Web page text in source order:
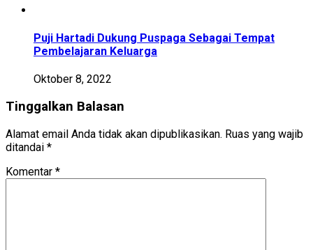
Puji Hartadi Dukung Puspaga Sebagai Tempat
Pembelajaran Keluarga
Oktober 8, 2022
Tinggalkan Balasan
Alamat email Anda tidak akan dipublikasikan. Ruas yang wajib
ditandai *
Komentar *